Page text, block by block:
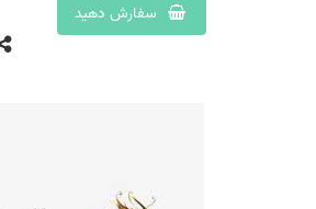
سفارش دهید